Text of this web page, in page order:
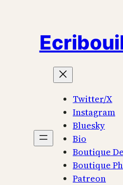
Twitter/X
Instagram
Bluesky
Bio
Boutique
Boutique
Patreon